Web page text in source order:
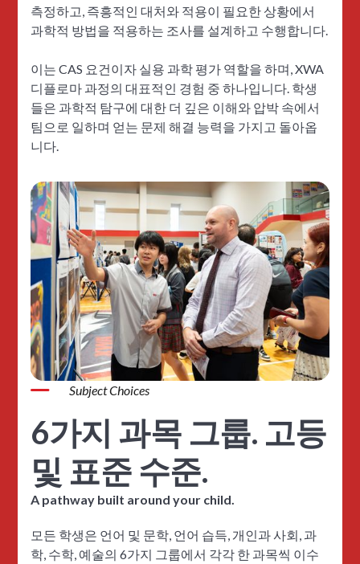
측정하고, 즉흥적인 대처와 적용이 필요한 상황에서
과학적 방법을 적용하는 조사를 설계하고 수행합니다.
이는 CAS 요건이자 실용 과학 평가 역할을 하며, XWA
디플로마 과정의 대표적인 경험 중 하나입니다. 학생
들은 과학적 탐구에 대한 더 깊은 이해와 압박 속에서
팀으로 일하며 얻는 문제 해결 능력을 가지고 돌아옵
니다.
Subject Choices
6가지 과목 그룹. 고등
및 표준 수준.
A pathway built around your child.
모든 학생은 언어 및 문학, 언어 습득, 개인과 사회, 과
학, 수학, 예술의 6가지 그룹에서 각각 한 과목씩 이수